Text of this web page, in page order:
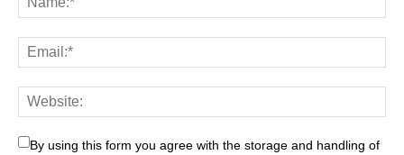
By using this form you agree with the storage and handling of